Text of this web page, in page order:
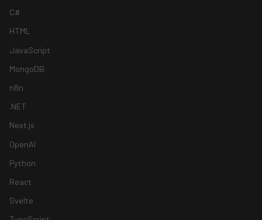
C#
HTML
JavaScript
MongoDB
n8n
.NET
Next.js
OpenAI
Python
React
Svelte